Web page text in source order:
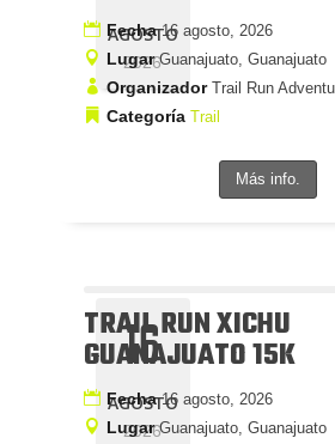
AGOSTO
2026
Fecha16 agosto, 2026
LugarGuanajuato, Guanajuato
Organizador Trail Run
Categoría Trail
Más info.
16
AGOSTO
2026
TRAIL RUN XICHU
GUANAJUATO 15K
Fecha16 agosto, 2026
LugarGuanajuato, Guanajuato